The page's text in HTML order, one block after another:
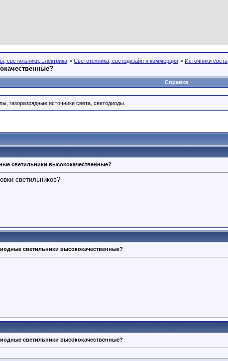
светильники, электрика > Светотехника, светодизайн и коммерция > Источники света
Справка
газоразрядные источники света, светодиоды.
светильники высококачественные?
светильников?
светильники высококачественные?
светильники высококачественные?